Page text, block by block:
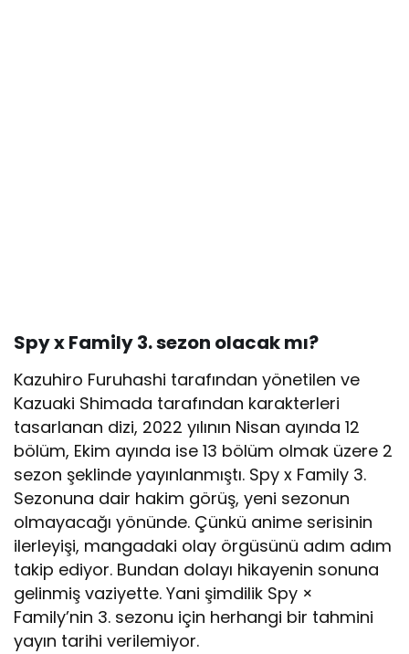
Spy x Family 3. sezon olacak mı?
Kazuhiro Furuhashi tarafından yönetilen ve
Kazuaki Shimada tarafından karakterleri
tasarlanan dizi, 2022 yılının Nisan ayında 12
bölüm, Ekim ayında ise 13 bölüm olmak üzere 2
sezon şeklinde yayınlanmıştı. Spy x Family 3.
Sezonuna dair hakim görüş, yeni sezonun
olmayacağı yönünde. Çünkü anime serisinin
ilerleyişi, mangadaki olay örgüsünü adım adım
takip ediyor. Bundan dolayı hikayenin sonuna
gelinmiş vaziyette. Yani şimdilik Spy ×
Family’nin 3. sezonu için herhangi bir tahmini
yayın tarihi verilemiyor.